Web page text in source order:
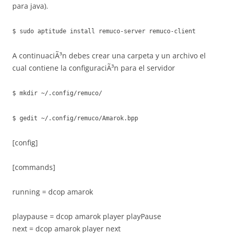
para java).
$ sudo aptitude install remuco-server remuco-client
A continuaciÃ³n debes crear una carpeta y un archivo el
cual contiene la configuraciÃ³n para el servidor
$ mkdir ~/.config/remuco/
$ gedit ~/.config/remuco/Amarok.bpp
[config]
[commands]
running = dcop amarok
playpause = dcop amarok player playPause
next = dcop amarok player next